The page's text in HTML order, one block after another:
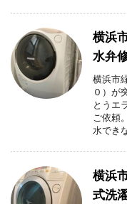
横浜
水弁
横浜市
０）が
とうエ
ご依頼
水でき
横浜
式洗